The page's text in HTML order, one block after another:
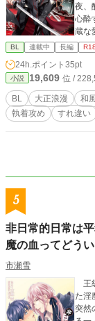
夜、
心酔
蔵な
な生
ルサ
に発
癖の
～！ ※作 中 に 容 赦 な く エ ロ グ ロ シ
ー
さい 追記）書籍化決定しました！ ありがとうございます
ち
BL 連載中 長編 R18
24h.ポイント 35pt
小説 19,609 位 /
BL 大正浪漫 和
執着攻め
すれ違い
5
非日常的日常は
魔の血ってどう
市瀬雪
王
た淫
突然の発情。 抑えき